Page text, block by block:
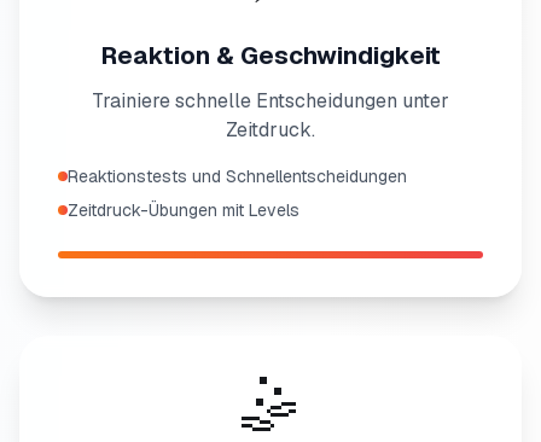
Reaktion & Geschwindigkeit
Trainiere schnelle Entscheidungen unter
Zeitdruck.
Reaktionstests und Schnellentscheidungen
Zeitdruck-Übungen mit Levels
🤹